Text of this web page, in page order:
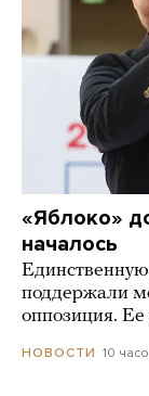
«Яблоко»
началось
поддержали
оппозиция. Ее
НОВОСТИ 10